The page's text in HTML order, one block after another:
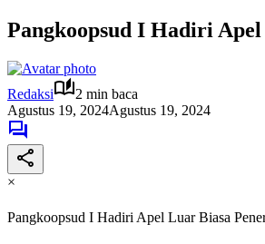
Pangkoopsud I Hadiri
Redaksi
2 min baca
Agustus 19, 2024Agustus 19, 2024
×
Pangkoopsud I Hadiri Apel Luar Biasa